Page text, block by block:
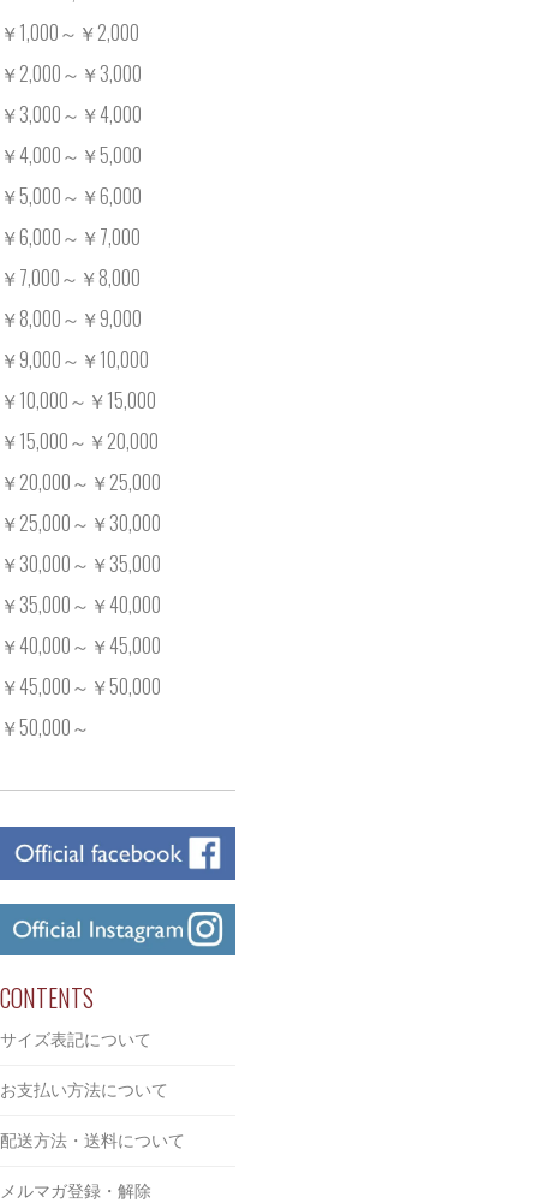
￥1,000～￥2,000
￥2,000～￥3,000
￥3,000～￥4,000
￥4,000～￥5,000
￥5,000～￥6,000
￥6,000～￥7,000
￥7,000～￥8,000
￥8,000～￥9,000
￥9,000～￥10,000
￥10,000～￥15,000
￥15,000～￥20,000
￥20,000～￥25,000
￥25,000～￥30,000
￥30,000～￥35,000
￥35,000～￥40,000
￥40,000～￥45,000
￥45,000～￥50,000
￥50,000～
CONTENTS
サイズ表記について
お支払い方法について
配送方法・送料について
メルマガ登録・解除